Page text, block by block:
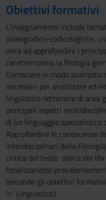
Obiettivi formativi
L'insegnamento include
paleografico-codicologiche,
mira ad approfondire i
caratterizzano la filologia
Conoscere in modo
necessari per analizzare ed
linguistico-letterarie di area
principali aspetti
di un linguaggio specialistico
Approfondire le conoscenze
interdisciplinari della
critica del testo, storia del
focalizzandosi
(secondo gli obiettivi
in ‘Linguistics’).